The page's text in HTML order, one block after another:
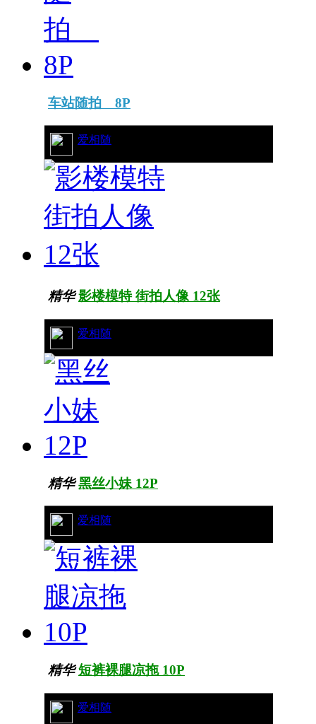
车站随拍 8P
爱相随
精华 影楼模特 街拍人像 12张
爱相随
精华 黑丝小妹 12P
爱相随
精华 短裤裸腿凉拖 10P
爱相随